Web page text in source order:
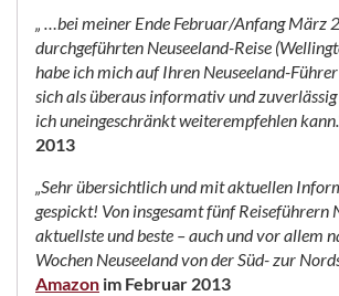
„ …bei meiner Ende Februar/Anfang März
durchgeführten Neuseeland-Reise
habe ich mich auf Ihren Neuseeland-
sich als überaus informativ und
ich uneingeschränkt weiterempfehlen
2013
„Sehr übersichtlich und mit aktuellen
gespickt! Von insgesamt fünf Reiseführern
aktuellste und beste – auch und vor allem
Wochen Neuseeland von der Süd- zur
Amazon im Februar 2013